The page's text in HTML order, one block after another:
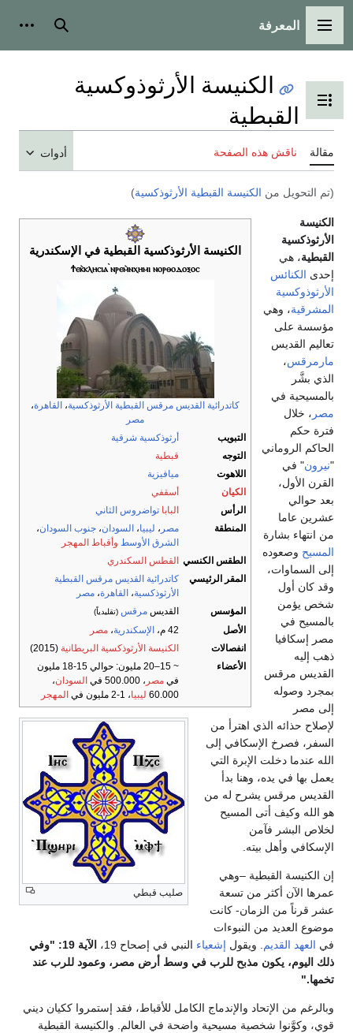
القائمة الرئيسية
المعرفة بحث
تبديل عرض جدول المحتويات
الكنيسة الأرثوذوكسية
القبطية
مقالة ناقش هذه الصفحة أدوات
(تم التحويل من الكنيسة القبطية الأرثوذكسية)
الكنيسة الأرثوذكسية القبطية في الإسكندرية
Ϯⲉⲕ̀ⲕⲗⲏⲥⲓⲁ ̀ⲛⲣⲉⲙ̀ⲛⲭⲏⲙⲓ ⲛⲟⲣⲑⲟⲇⲟⲝⲟⲥ
كاتدرائية القديس مرقس القبطية الأرثوذكسية، القاهرة،
مصر
التبويب
أرثوذكسية شرقية
التوجه
قبطية
اللاهوت
ميافيزية
الكيان
أسقفي
الرأس
البابا تواضروس الثاني
المنطقة
مصر ، ليبيا، السودان، جنوب السودان،
الشرق الأوسط وأقباط المهجر
الطقس الكنسي
القطس السكندري
المقر الرئيسي
كاتدرائية القديس مرقس القبطية
الأرثوذكسية، القاهرة، مصر
المؤسس
القديس مرقس (تقليدياً)
الأصل 42 م، الإسكندرية، مصر
انفصالات
الكنيسة الأرثوذكسية البريطانية (2015)
الأعضاء
~ 15–20 مليون: حوالي 15-18 مليون
في مصر ، 500.000 في السودان،
60.000 ليبيا، 1-2 مليون في المهجر
صليب قبطي
الكنيسة
الأرثوذكسية
القبطية، هي
إحدى الكنائس
الأرثوذوكسية
المشرقية، وهي
مؤسسة على
تعاليم القديس
مارمرقس،
الذي بشَّر
بالمسيحية في
مصر ، خلال
فترة حكم
الحاكم الروماني
"نيرون" في
القرن الأول،
بعد حوالي
عشرين عاما
من انتهاء بشارة
المسيح وصعوده
إلى السماوات،
وقد كان أول
شخص يؤمن
بالمسيح في
مصر إسكافيا
ذهب إليه
القديس مرقس
بمجرد وصوله
إلى مصر
لإصلاح حذائه الذي اهترأ من
السفر، فصرخ الإسكافي إلى
الله عندما دخلت الإبرة التي
يعمل بها في يده، وهنا بدأ
القديس مرقس يشرح له من
هو الله وكيف أتى المسيح
لخلاص البشر فآمن
الإسكافي وأهل بيته.
إن الكنيسة القبطية –وهي
عمرها الآن أكثر من تسعة
عشر قرناً من الزمان- كانت
موضوع العديد من النبوءات
في العهد القديم . ويقول إشعياء النبي في إصحاح 19،
الآية 19: "وفي
ذلك اليوم، يكون مذبح للرب في وسط أرض مصر، وعمود للرب عند
تخمها."
وبالرغم من الإتحاد والإندماج الكامل للأقباط، فقد إستمروا ككيان ديني
قوي، وكوَّنوا شخصية مسيحية واضحة في العالم. والكنيسة القبطية